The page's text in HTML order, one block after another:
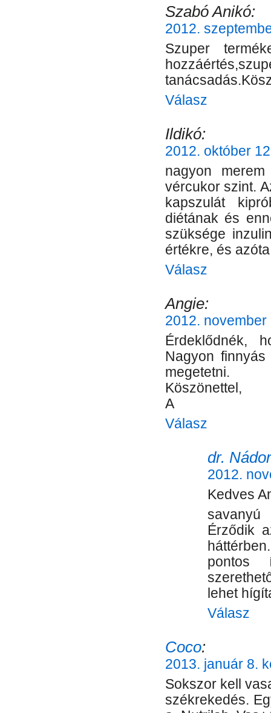
Szabó Anikó:
2012.
Szuper
Válasz
Ildikó:
2012. október
nagyon
vércukor szint.
kapszulát
diétának és
szüksége
értékre, és
Válasz
Angie:
2012.
Érdeklődnék,
Nagyon
megetetni.
Köszönettel,
A
Válasz
dr.
2012.
Kedves
Érződik
pontos
lehet
Válasz
Coco:
2013. január 8.
Sokszor kell
székrekedés.